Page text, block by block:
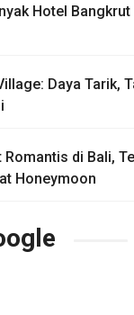
Hotel Bangkrut
Daya Tarik,
Romantis di Bali,
Honeymoon